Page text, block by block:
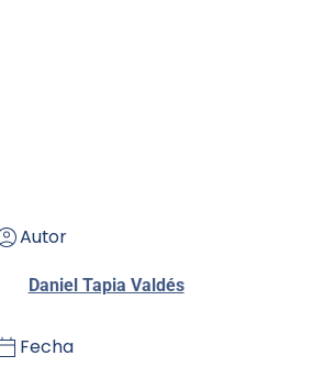
Autor
Daniel Tapia Valdés
Fecha